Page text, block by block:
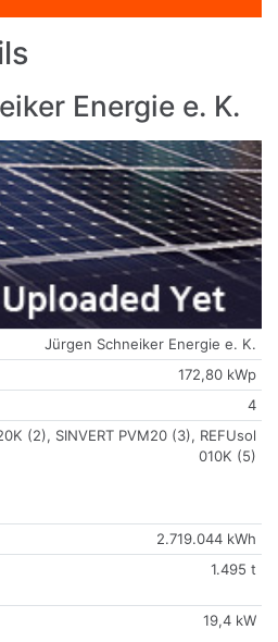
Energie e. K.
Jürgen Schneiker Energie e. K.
172,80 kWp
4
(2), SINVERT PVM20 (3), REFUsol
010K (5)
2.719.044 kWh
1.495 t
19,4 kW